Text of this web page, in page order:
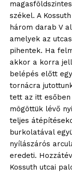
székel. A
három darab V
amelyek az
pihentek. Ha
akkor a korra
belépés előtt
tornácra
tett az itt
mögöttük lévő
teljes
burkolatával
nyílászárós
eredeti.
Kossuth utcai